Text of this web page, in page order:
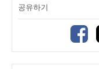
공유하기